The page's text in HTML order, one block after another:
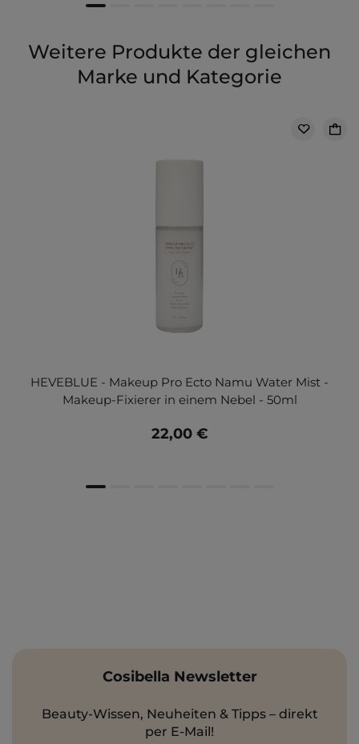
Weitere Produkte der gleichen
Marke und Kategorie
HEVEBLUE - Makeup Pro Ecto Namu Water Mist -
Makeup-Fixierer in einem Nebel - 50ml
22,00 €
Cosibella Newsletter
Beauty-Wissen, Neuheiten & Tipps – direkt
per E-Mail!